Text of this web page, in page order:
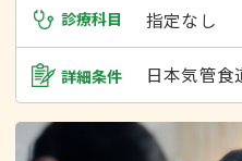
診療科目 指定なし
詳細条件